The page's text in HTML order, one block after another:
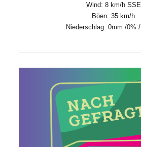
Wind: 8 km/h SSE
Böen: 35 km/h
Niederschlag: 0mm /0% /